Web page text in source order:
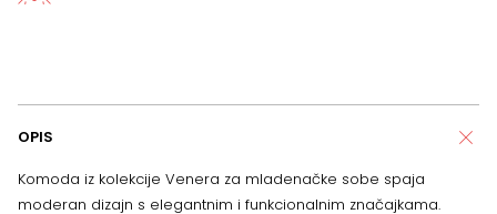
OPIS
Komoda iz kolekcije Venera za mladenačke sobe spaja
moderan dizajn s elegantnim i funkcionalnim značajkama.